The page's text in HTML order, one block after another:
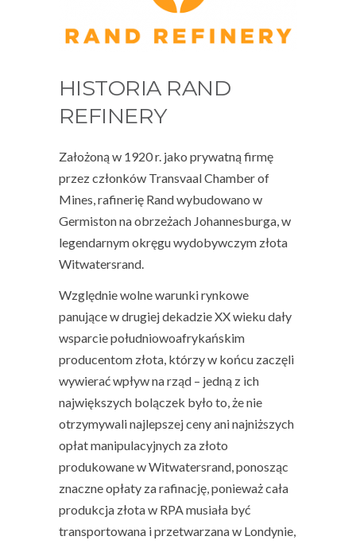
HISTORIA RAND
REFINERY
Założoną w 1920 r. jako prywatną firmę
przez członków Transvaal Chamber of
Mines, rafinerię Rand wybudowano w
Germiston na obrzeżach Johannesburga,w
legendarnym okręgu wydobywczym złota
Witwatersrand.
Względnie wolne warunki rynkowe
panujące w drugiej dekadzie XX wieku dały
wsparcie południowoafrykańskim
producentom złota, którzy w końcu zaczęli
wywierać wpływ na rząd – jedną z ich
największych bolączek było to, że nie
otrzymywali najlepszej ceny ani najniższych
opłat manipulacyjnych za złoto
produkowane w Witwatersrand, ponosząc
znaczne opłaty za rafinację, ponieważ cała
produkcja złota w RPA musiała być
transportowana i przetwarzana w Londynie,